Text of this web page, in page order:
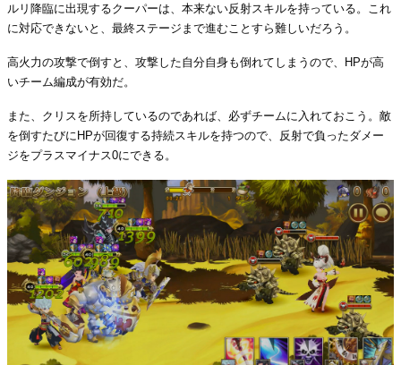
ルリ降臨に出現するクーパーは、本来ない反射スキルを持っている。これ
に対応できないと、最終ステージまで進むことすら難しいだろう。
高火力の攻撃で倒すと、攻撃した自分自身も倒れてしまうので、HPが高
いチーム編成が有効だ。
また、クリスを所持しているのであれば、必ずチームに入れておこう。敵
を倒すたびにHPが回復する持続スキルを持つので、反射で負ったダメー
ジをプラスマイナス0にできる。